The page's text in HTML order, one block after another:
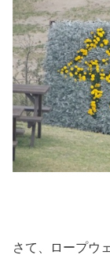
さて、ロープウ